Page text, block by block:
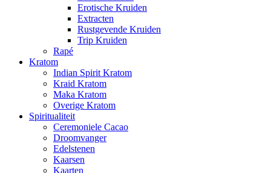
Erotische Kruiden
Extracten
Rustgevende Kruiden
Trip Kruiden
Rapé
Kratom
Indian Spirit Kratom
Kraid Kratom
Maka Kratom
Overige Kratom
Spiritualiteit
Ceremoniele Cacao
Droomvanger
Edelstenen
Kaarsen
Kaarten